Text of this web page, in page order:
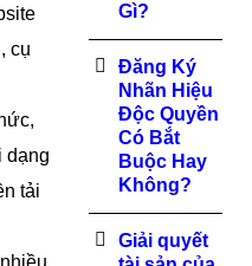
cụ
dạng
tải
Gì?
Đăng Ký
Nhãn Hiệu
Độc Quyền
Có Bắt
Buộc Hay
Không?
Giải quyết